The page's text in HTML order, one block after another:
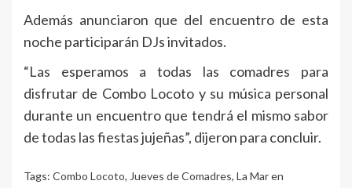
Además anunciaron que del encuentro de esta
noche participarán DJs invitados.
“Las esperamos a todas las comadres para
disfrutar de Combo Locoto y su música personal
durante un encuentro que tendrá el mismo sabor
de todas las fiestas jujeñas”, dijeron para concluir.
Tags: Combo Locoto, Jueves de Comadres, La Mar en